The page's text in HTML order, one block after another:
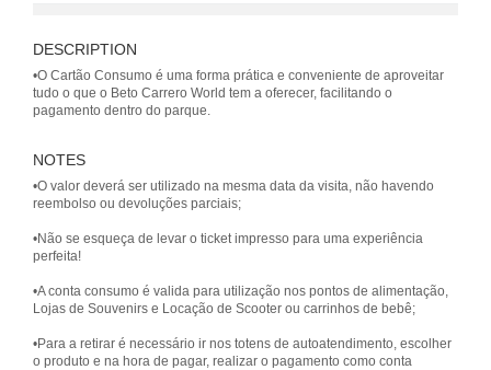
DESCRIPTION
•O Cartão Consumo é uma forma prática e conveniente de aproveitar
tudo o que o Beto Carrero World tem a oferecer, facilitando o
NOTES
•O valor deverá ser utilizado na mesma data da visita, não havendo
reembolso ou devoluções parciais;
•Não se esqueça de levar o ticket impresso para uma experiência
perfeita!
•A conta consumo é valida para utilização nos pontos de alimentação,
Lojas de Souvenirs e Locação de Scooter ou carrinhos de bebê;
•Para a retirar é necessário ir nos totens de autoatendimento, escolher
o produto e na hora de pagar, realizar o pagamento como conta